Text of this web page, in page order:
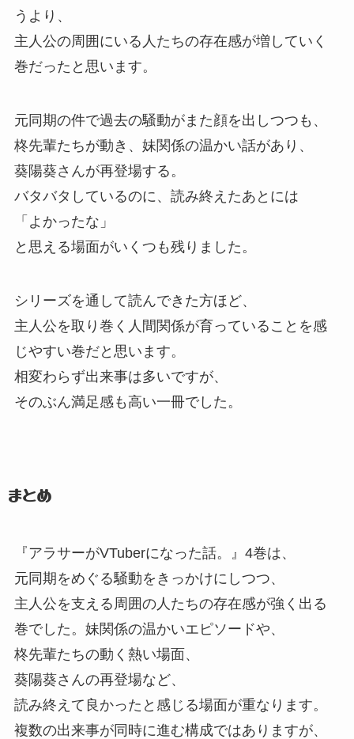
うより、
主人公の周囲にいる人たちの存在感が増していく
巻だったと思います。
元同期の件で過去の騒動がまた顔を出しつつも、
柊先輩たちが動き、 妹関係の温かい話があり、
葵陽葵さんが再登場する。
バタバタしているのに、 読み終えたあとには
「よかったな」
と思える場面がいくつも残りました。
シリーズを通して読んできた方ほど、
主人公を取り巻く人間関係が育っていることを感
じやすい巻だと思います。
相変わらず出来事は多いですが、
そのぶん満足感も高い一冊でした。
まとめ
『アラサーがVTuberになった話。 』 4巻は、
元同期をめぐる騒動をきっかけにしつつ、
主人公を支える周囲の人たちの存在感が強く出る
巻でした。 妹関係の温かいエピソードや、
柊先輩たちの動く熱い場面、
葵陽葵さんの再登場など、
読み終えて良かったと感じる場面が重なります。
複数の出来事が同時に進む構成ではありますが、